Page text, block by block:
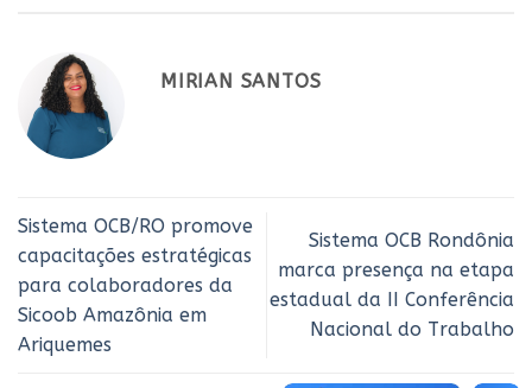
MIRIAN SANTOS
Sistema OCB/RO promove
capacitações estratégicas
para colaboradores da
Sicoob Amazônia em
Ariquemes
Sistema OCB Rondônia
marca presença na etapa
estadual da II Conferência
Nacional do Trabalho